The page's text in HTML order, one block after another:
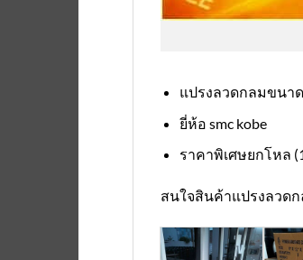
แปรงลวดกลมขนา
ยี่ห้อ smc kobe
ราคาพิเศษยกโหล
สนใจสินค้าแปรงลวด